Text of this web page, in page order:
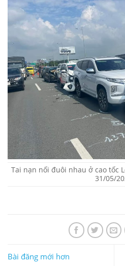
Tai nạn nối đuôi nhau ở cao tốc
31/05/
Bài đăng mới hơn